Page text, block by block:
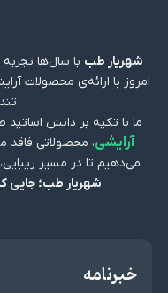
شهریار طب با سال‌ها
امروز با ارائه‌ی محصولات
ما با تکیه بر دانش
آرایشی، محصولاتی فاقد
می‌دهیم تا در مسیر
شهریار طب؛ جایی
خبرنامه